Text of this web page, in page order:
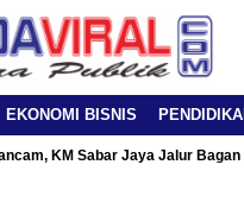
EKONOMI BISNIS
KM Sabar Jaya Jalur